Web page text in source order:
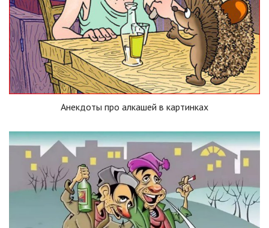
Анекдоты про алкашей в картинках